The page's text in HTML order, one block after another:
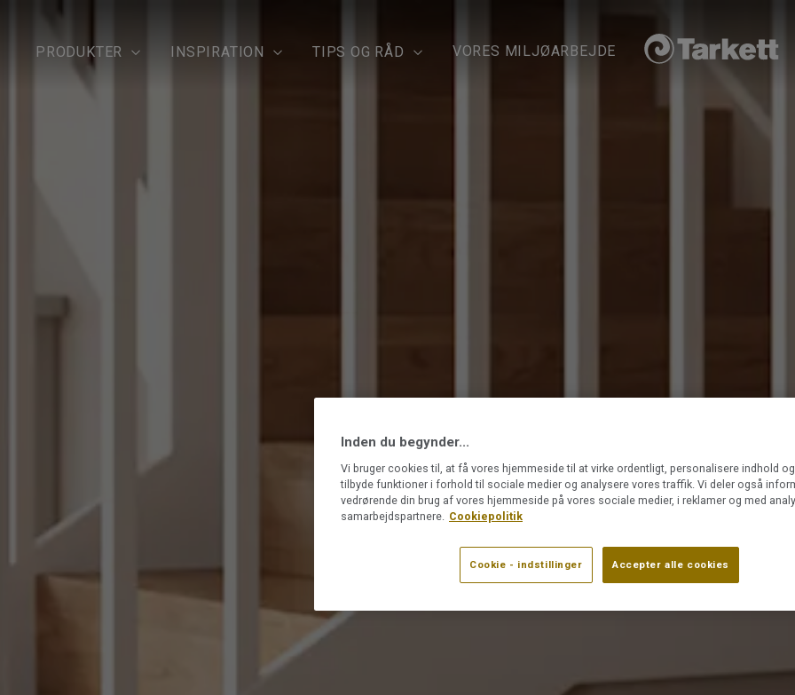
PRODUKTER INSPIRATION TIPS OG RÅD VORES MILJØARBEJDE
Inden du begynder...
Vi bruger cookies til, at få vores hjemmeside til at virke ordentligt, personalisere indhold
tilbyde funktioner i forhold til sociale medier og analysere vores traffik. Vi deler også
vedrørende din brug af vores hjemmeside på vores sociale medier, i reklamer og med
samarbejdspartnere. Cookiepolitik
Cookie - indstillinger Accepter alle cookies